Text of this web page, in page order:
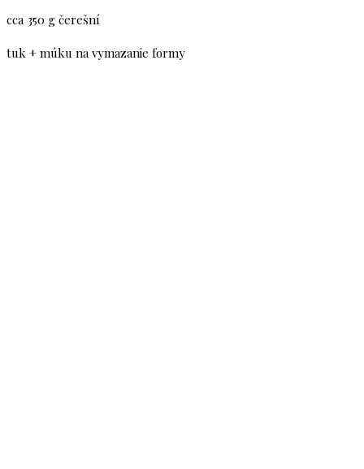
cca 350 g čerešní
tuk + múku na vymazanie formy